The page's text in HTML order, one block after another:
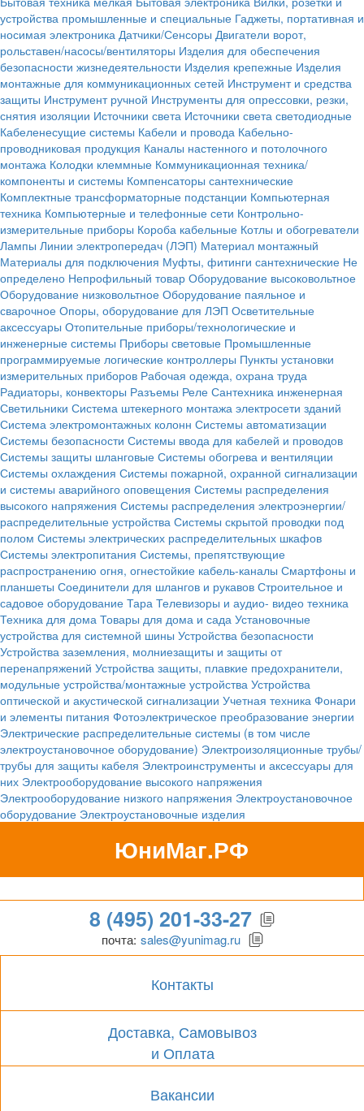
устройства промышленные и специальные Гаджеты, портативная и
носимая электроника Датчики/Сенсоры Двигатели ворот,
рольставен/насосы/вентиляторы Изделия для обеспечения
безопасности жизнедеятельности Изделия крепежные Изделия
монтажные для коммуникационных сетей Инструмент и средства
защиты Инструмент ручной Инструменты для опрессовки, резки,
снятия изоляции Источники света Источники света светодиодные
Кабеленесущие системы Кабели и провода Кабельно-
проводниковая продукция Каналы настенного и потолочного
монтажа Колодки клеммные Коммуникационная техника/
компоненты и системы Компенсаторы сантехнические
Комплектные трансформаторные подстанции Компьютерная
техника Компьютерные и телефонные сети Контрольно-
измерительные приборы Короба кабельные Котлы и обогреватели
Лампы Линии электропередач (ЛЭП) Материал монтажный
Материалы для подключения Муфты, фитинги сантехнические Не
определено Непрофильный товар Оборудование высоковольтное
Оборудование низковольтное Оборудование паяльное и
сварочное Опоры, оборудование для ЛЭП Осветительные
аксессуары Отопительные приборы/технологические и
инженерные системы Приборы световые Промышленные
программируемые логические контроллеры Пункты установки
измерительных приборов Рабочая одежда, охрана труда
Радиаторы, конвекторы Разъемы Реле Сантехника инженерная
Светильники Система штекерного монтажа электросети зданий
Система электромонтажных колонн Системы автоматизации
Системы безопасности Системы ввода для кабелей и проводов
Системы защиты шланговые Системы обогрева и вентиляции
Системы охлаждения Системы пожарной, охранной сигнализации
и системы аварийного оповещения Системы распределения
высокого напряжения Системы распределения электроэнергии/
распределительные устройства Системы скрытой проводки под
полом Системы электрических распределительных шкафов
Системы электропитания Системы, препятствующие
распространению огня, огнестойкие кабель-каналы Смартфоны и
планшеты Соединители для шлангов и рукавов Строительное и
садовое оборудование Тара Телевизоры и аудио- видео техника
Техника для дома Товары для дома и сада Установочные
устройства для системной шины Устройства безопасности
Устройства заземления, молниезащиты и защиты от
перенапряжений Устройства защиты, плавкие предохранители,
модульные устройства/монтажные устройства Устройства
оптической и акустической сигнализации Учетная техника Фонари
и элементы питания Фотоэлектрическое преобразование энергии
Электрические распределительные системы (в том числе
электроустановочное оборудование) Электроизоляционные трубы/
трубы для защиты кабеля Электроинструменты и аксессуары для
них Электрооборудование высокого напряжения
Электрооборудование низкого напряжения Электроустановочное
оборудование Электроустановочные изделия
ЮниМаг.РФ
Гипермаркет для бизнеса
8 (495) 201-33-27
почта: sales@yunimag.ru
Контакты
Доставка, Самовывоз
и Оплата
Вакансии